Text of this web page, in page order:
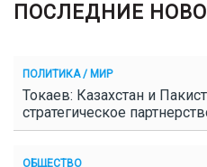
ПОСЛЕДНИЕ
ПОЛИТИКА / МИР
Токаев: Казахстан и
стратегическое
ОБЩЕСТВО